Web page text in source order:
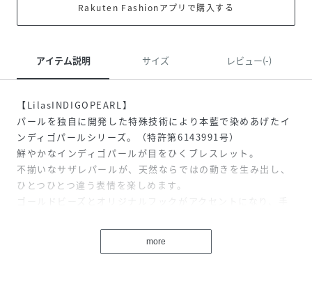
Rakuten Fashionアプリで購入する
アイテム説明 サイズ レビュー(-)
【LilasINDIGOPEARL】
パールを独自に開発した特殊技術により本藍で染めあげたイ
ンディゴパールシリーズ。（特許第6143991号）
鮮やかなインディゴパールが目をひくブレスレット。
不揃いなサザレパールが、天然ならではの動きを生み出し、
ひとつひとつ違う表情を楽しめます。
ゴールドビーズとオリジナルフックがアクセントになり、手
素材の美しさが際立つジュエリーです。
more